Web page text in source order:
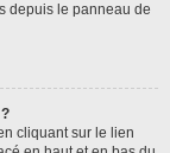
depuis le panneau de
cliquant sur le lien